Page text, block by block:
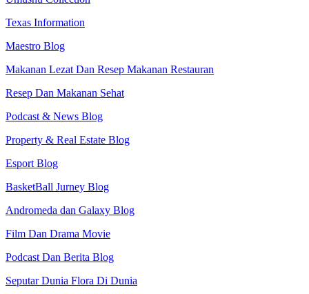
Texas Information
Maestro Blog
Makanan Lezat Dan Resep Makanan Restauran
Resep Dan Makanan Sehat
Podcast & News Blog
Property & Real Estate Blog
Esport Blog
BasketBall Jurney Blog
Andromeda dan Galaxy Blog
Film Dan Drama Movie
Podcast Dan Berita Blog
Seputar Dunia Flora Di Dunia